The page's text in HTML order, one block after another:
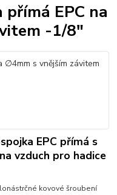
EPC na
-1/8"
EPC přímá s
vzduch pro hadice
kovové šroubení